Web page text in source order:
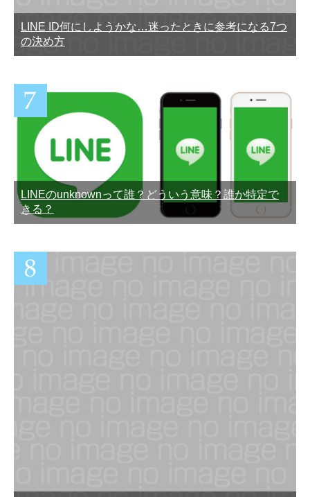
LINE ID何にしようかな…迷ったときに参考になる7つ
の決め方
LINEのunknownって誰？どういう意味？誰か特定で
きる？